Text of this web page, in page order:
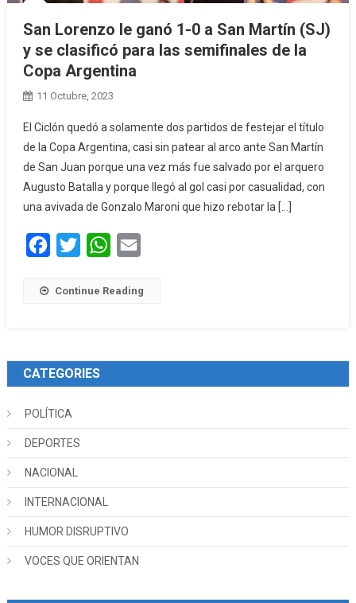
San Lorenzo le ganó 1-0 a San Martín (SJ)
y se clasificó para las semifinales de la
Copa Argentina
11 Octubre, 2023
El Ciclón quedó a solamente dos partidos de festejar el título
de la Copa Argentina, casi sin patear al arco ante San Martín
de San Juan porque una vez más fue salvado por el arquero
Augusto Batalla y porque llegó al gol casi por casualidad, con
una avivada de Gonzalo Maroni que hizo rebotar la […]
Facebook
Twitter WhatsApp
Continue Reading
CATEGORIES
POLÍTICA
DEPORTES
NACIONAL
INTERNACIONAL
HUMOR DISRUPTIVO
VOCES QUE ORIENTAN